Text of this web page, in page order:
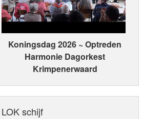
Koningsdag 2026 ~ Optreden
Harmonie Dagorkest
Krimpenerwaard
LOK schijf